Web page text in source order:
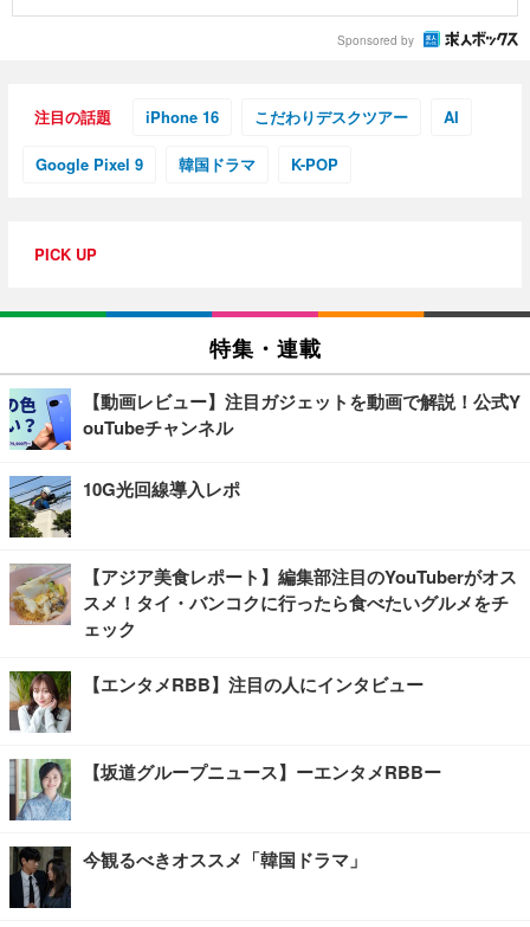
Sponsored by
注目の話題 iPhone 16 こだわりデスクツアー AI
Google Pixel 9 韓国ドラマ K-POP
PICK UP
特集・連載
【動画レビュー】注目ガジェットを動画で解説！公式Y
ouTubeチャンネル
10G光回線導入レポ
【アジア美食レポート】編集部注目のYouTuberがオス
スメ！タイ・バンコクに行ったら食べたいグルメをチ
ェック
【エンタメRBB】注目の人にインタビュー
【坂道グループニュース】ーエンタメRBBー
今観るべきオススメ「韓国ドラマ」